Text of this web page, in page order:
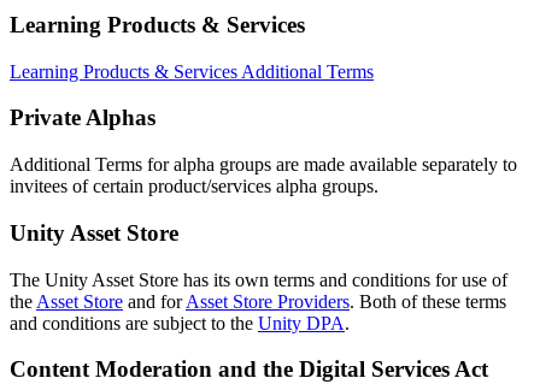
Learning Products & Services
Learning Products & Services Additional Terms
Private Alphas
Additional Terms for alpha groups are made available separately to
invitees of certain product/services alpha groups.
Unity Asset Store
The Unity Asset Store has its own terms and conditions for use of
the Asset Store and forAsset Store Providers. Both of these terms
and conditions are subject to the Unity DPA.
Content Moderation and the Digital Services Act